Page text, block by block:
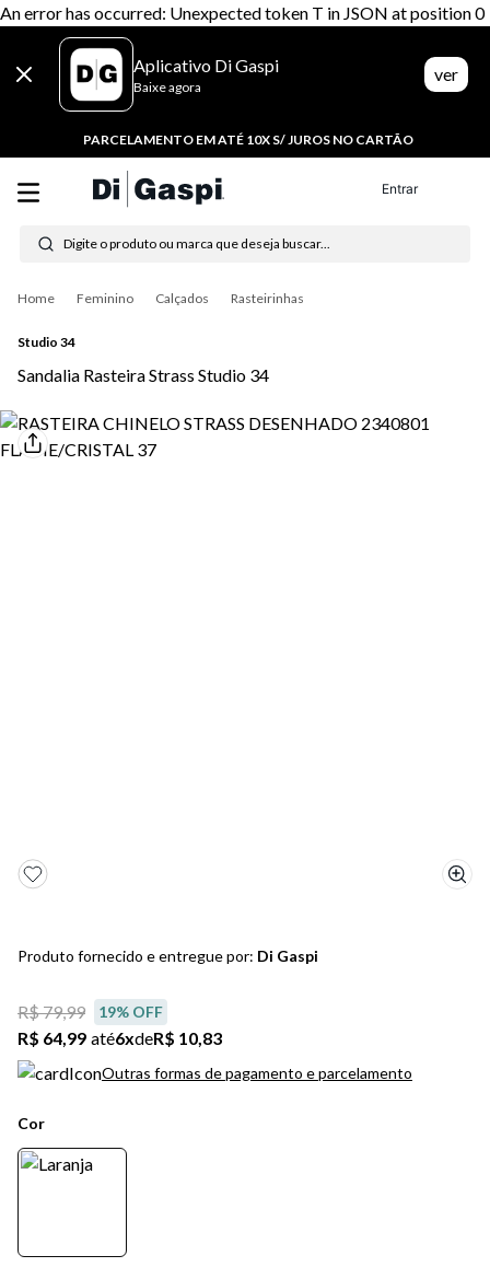
An error has occurred: Unexpected token T in JSON at position 0
Aplicativo Di Gaspi
Baixe agora
ver
PARCELAMENTO EM ATÉ 10X S/ JUROS NO CARTÃO
Entrar
Digite o produto ou marca que deseja buscar...
Feminino Calçados Rasteirinhas
Studio 34
Sandalia Rasteira Strass Studio 34
Produto fornecido e entregue por: Di Gaspi
R$ 79,99 19% OFF
R$ 64,99 até6xdeR$ 10,83
Outras formas de pagamento e parcelamento
Cor
1º tênis feminino
2º tenis
3º moletom